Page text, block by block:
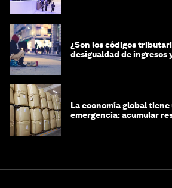
¿Son los códigos
desigualdad de ingresos
La economía global tiene
emergencia: acumular